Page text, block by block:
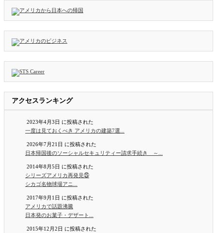
アクセスランキング
2023年4月3日 に投稿された
一度は見ておくべき アメリカの建築7選...
2026年7月21日 に投稿された
日本帰国後のソーシャルセキュリティー請求手続き ～...
2014年8月5日 に投稿された
シリーズアメリカ再発見㉕
シカゴ名物球場アニ...
2017年9月1日 に投稿された
アメリカで話題沸騰
日本発のお菓子・デザート...
2015年12月2日 に投稿された